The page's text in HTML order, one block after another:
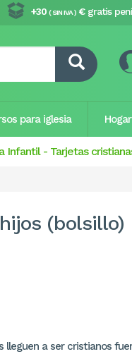
+30 ( SIN IVA ) €gratis
para iglesia Hogar
Infantil- Tarjetas
(bolsillo)
lleguen a ser cristianos